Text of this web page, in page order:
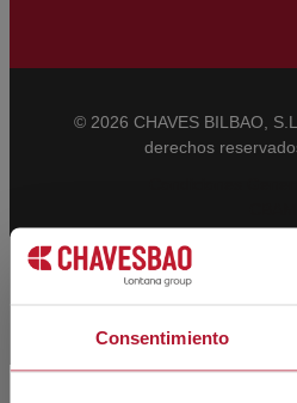
Consentimiento
© 2026 CHAVES BILBAO,
derechos
Aviso